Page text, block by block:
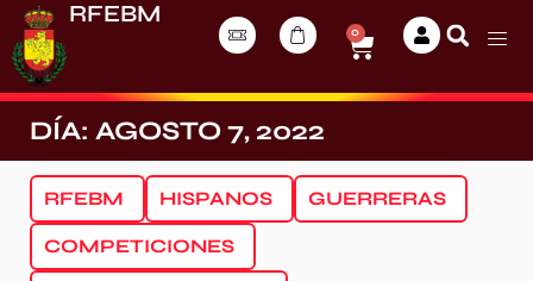
RFEBM
0
DÍA: AGOSTO 7, 2022
RFEBM HISPANOS GUERRERAS
COMPETICIONES